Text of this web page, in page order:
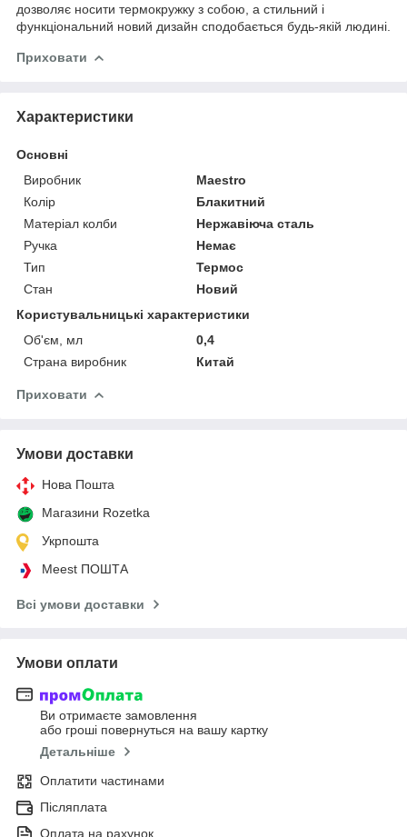
дозволяє носити термокружку з собою, а стильний і
функціональний новий дизайн сподобається будь-якій людині.
Приховати
Характеристики
Основні
Виробник
Maestro
Колір
Блакитний
Матеріал колби
Нержавіюча сталь
Ручка
Немає
Тип
Термос
Стан
Новий
Користувальницькі характеристики
Об'єм, мл
0,4
Страна виробник
Китай
Приховати
Умови доставки
Нова Пошта
Магазини Rozetka
Укрпошта
Meest ПОШТА
Всі умови доставки
Умови оплати
Ви отримаєте замовлення
або гроші повернуться на вашу картку
Детальніше
Оплатити частинами
Післяплата
Оплата на рахунок